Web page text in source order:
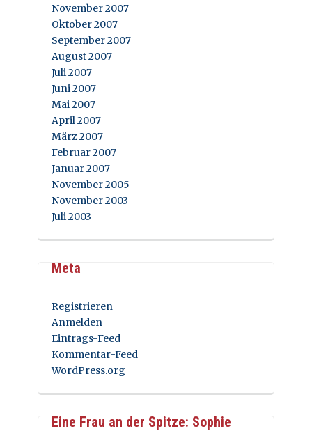
November 2007
Oktober 2007
September 2007
August 2007
Juli 2007
Juni 2007
Mai 2007
April 2007
März 2007
Februar 2007
Januar 2007
November 2005
November 2003
Juli 2003
Meta
Registrieren
Anmelden
Eintrags-Feed
Kommentar-Feed
WordPress.org
Eine Frau an der Spitze: Sophie